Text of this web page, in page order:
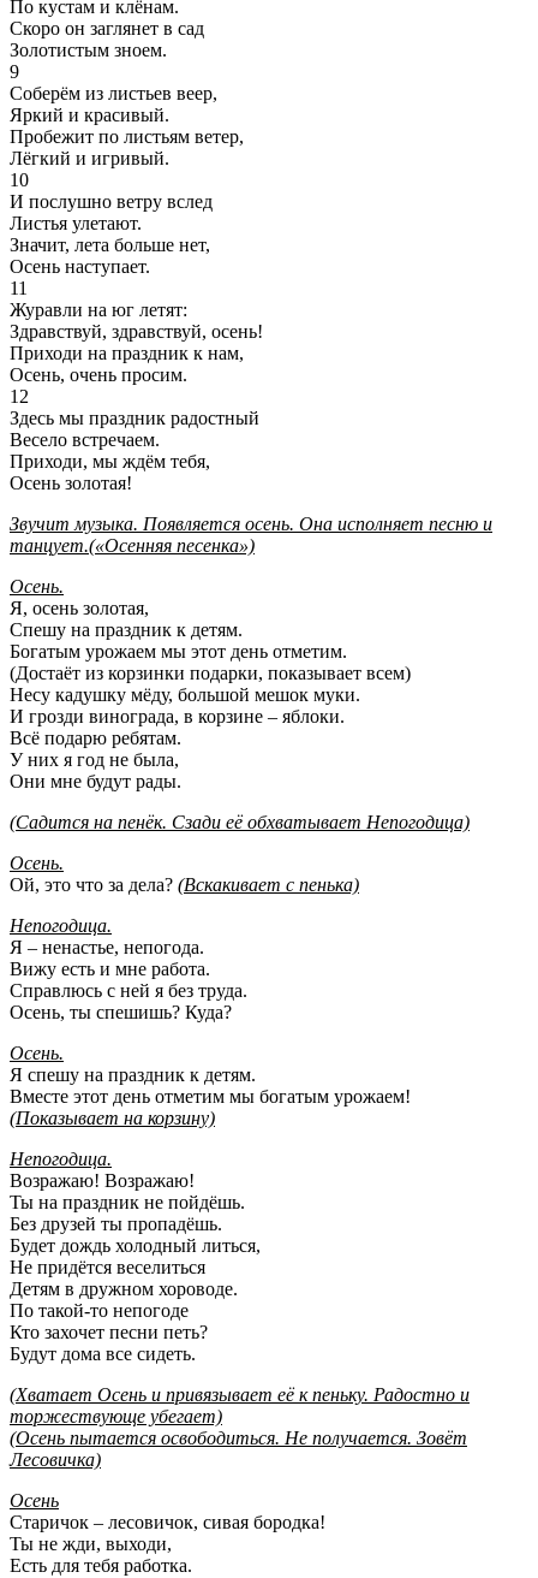
По кустам и клёнам.
Скоро он заглянет в сад
Золотистым зноем.
9
Соберём из листьев веер,
Яркий и красивый.
Пробежит по листьям ветер,
Лёгкий и игривый.
10
И послушно ветру вслед
Листья улетают.
Значит, лета больше нет,
Осень наступает.
11
Журавли на юг летят:
Здравствуй, здравствуй, осень!
Приходи на праздник к нам,
Осень, очень просим.
12
Здесь мы праздник радостный
Весело встречаем.
Приходи, мы ждём тебя,
Осень золотая!
Звучит музыка. Появляется осень. Она исполняет песню и
танцует.(«Осенняя песенка»)
Осень.
Я, осень золотая,
Спешу на праздник к детям.
Богатым урожаем мы этот день отметим.
(Достаёт из корзинки подарки, показывает всем)
Несу кадушку мёду, большой мешок муки.
И грозди винограда, в корзине – яблоки.
Всё подарю ребятам.
У них я год не была,
Они мне будут рады.
(Садится на пенёк. Сзади её обхватывает Непогодица)
Осень.
Ой, это что за дела? (Вскакивает с пенька)
Непогодица.
Я – ненастье, непогода.
Вижу есть и мне работа.
Справлюсь с ней я без труда.
Осень, ты спешишь? Куда?
Осень.
Я спешу на праздник к детям.
Вместе этот день отметим мы богатым урожаем!
(Показывает на корзину)
Непогодица.
Возражаю! Возражаю!
Ты на праздник не пойдёшь.
Без друзей ты пропадёшь.
Будет дождь холодный литься,
Не придётся веселиться
Детям в дружном хороводе.
По такой-то непогоде
Кто захочет песни петь?
Будут дома все сидеть.
(Хватает Осень и привязывает её к пеньку. Радостно и
торжествующе убегает)
(Осень пытается освободиться. Не получается. Зовёт
Лесовичка)
Осень
Старичок – лесовичок, сивая бородка!
Ты не жди, выходи,
Есть для тебя работка.